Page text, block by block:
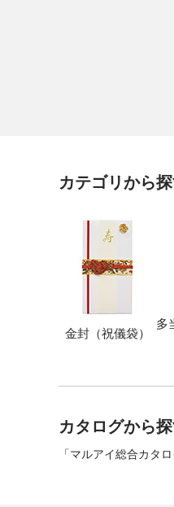
カテゴリから
金封（祝儀袋）
多
カタログから
「マルアイ総合カタ